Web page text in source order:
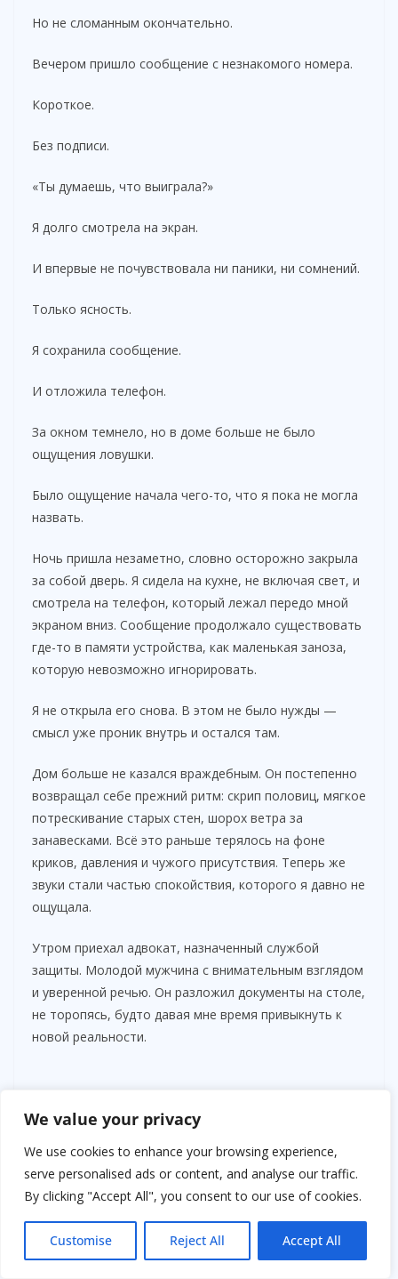
We value your privacy
We use cookies to enhance your browsing experience,
serve personalised ads or content, and analyse our traffic.
By clicking "Accept All", you consent to our use of cookies.
Customise Reject All Accept All
Но не сломанным окончательно.
Вечером пришло сообщение с незнакомого номера.
Короткое.
Без подписи.
«Ты думаешь, что выиграла?»
Я долго смотрела на экран.
И впервые не почувствовала ни паники, ни сомнений.
Только ясность.
Я сохранила сообщение.
И отложила телефон.
За окном темнело, но в доме больше не было
ощущения ловушки.
Было ощущение начала чего-то, что я пока не могла
назвать.
Ночь пришла незаметно, словно осторожно закрыла
за собой дверь. Я сидела на кухне, не включая свет, и
смотрела на телефон, который лежал передо мной
экраном вниз. Сообщение продолжало существовать
где-то в памяти устройства, как маленькая заноза,
которую невозможно игнорировать.
Я не открыла его снова. В этом не было нужды —
смысл уже проник внутрь и остался там.
Дом больше не казался враждебным. Он постепенно
возвращал себе прежний ритм: скрип половиц, мягкое
потрескивание старых стен, шорох ветра за
занавесками. Всё это раньше терялось на фоне
криков, давления и чужого присутствия. Теперь же
звуки стали частью спокойствия, которого я давно не
ощущала.
Утром приехал адвокат, назначенный службой
защиты. Молодой мужчина с внимательным взглядом
и уверенной речью. Он разложил документы на столе,
не торопясь, будто давая мне время привыкнуть к
новой реальности.